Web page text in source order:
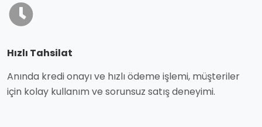
Hızlı Tahsilat
Anında kredi onayı ve hızlı ödeme işlemi, müşteriler
için kolay kullanım ve sorunsuz satış deneyimi.